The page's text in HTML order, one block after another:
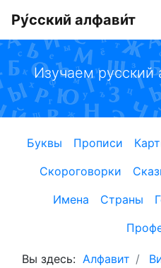
Ру́сский алфави́т
Изучаем русский
Буквы Прописи
Скороговорки
Имена
Страны
Вы здесь: Алфавит